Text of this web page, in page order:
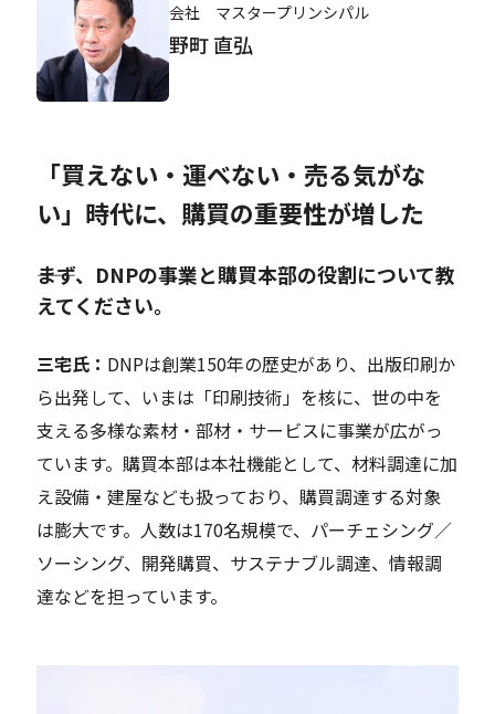
会社 マスタープリンシパル
野町 直弘
「買えない・運べない・売る気がな
い」時代に、購買の重要性が増した
――まず、DNPの事業と購買本部の役割について教
えてください。
三宅氏： DNPは創業150年の歴史があり、 出版印刷か
ら出発して、いまは 「印刷技術」を核に、世の中を
支える多様な素材・部材・サービスに事業が広がっ
ています。 購買本部は本社機能として、材料調達に加
え設備・建屋なども扱っており、 購買調達する対象
は膨大です。人数は170名規模で、パーチェシング／
ソーシング、開発購買、サステナブル調達、情報調
達などを担っています。